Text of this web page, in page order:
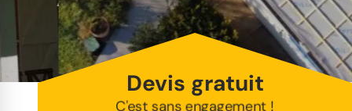
Devis gratuit
C'est sans engagement !